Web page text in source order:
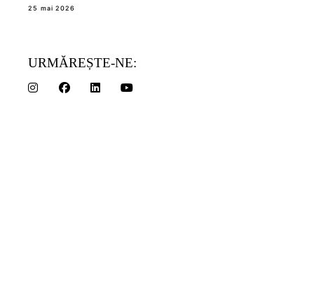
25 mai 2026
URMĂREȘTE-NE: